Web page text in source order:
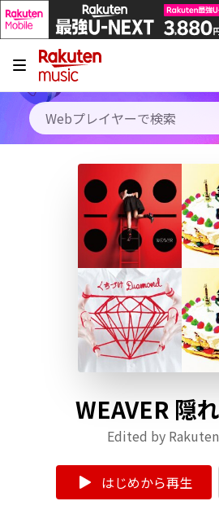
キャンペーン
料金プラン
使い方
初回30日間無料お試し
WEAVER 隠
Edited by
はじめから再生